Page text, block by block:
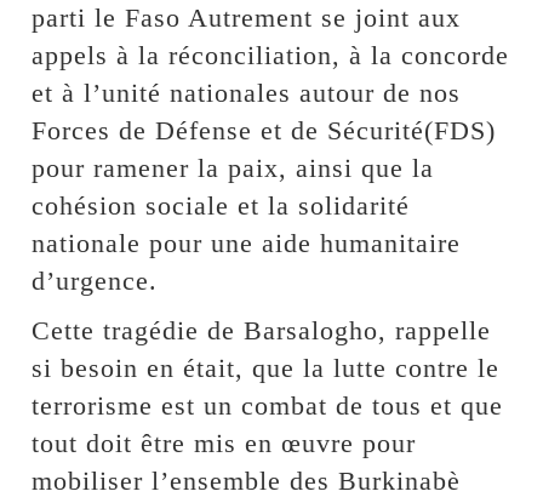
parti le Faso Autrement se joint aux
appels à la réconciliation, à la concorde
et à l’unité nationales autour de nos
Forces de Défense et de Sécurité(FDS)
pour ramener la paix, ainsi que la
cohésion sociale et la solidarité
nationale pour une aide humanitaire
d’urgence.
Cette tragédie de Barsalogho, rappelle
si besoin en était, que la lutte contre le
terrorisme est un combat de tous et que
tout doit être mis en œuvre pour
mobiliser l’ensemble des Burkinabè